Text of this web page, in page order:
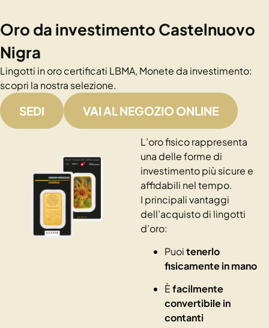
Oro da investimento Castelnuovo
Nigra
Lingotti in oro certificati LBMA, Monete da investimento:
scopri la nostra selezione.
SEDI VAI AL NEGOZIO ONLINE
L’oro fisico rappresenta
una delle forme di
investimento più sicure e
affidabili nel tempo.
I principali vantaggi
dell’acquisto di lingotti
d’oro:
Puoitenerlo
fisicamente in mano
Èfacilmente
convertibile in
contanti